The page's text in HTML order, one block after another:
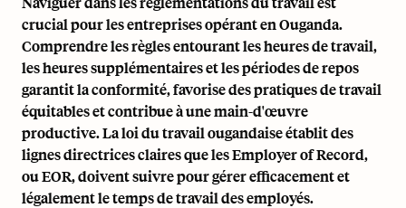
crucial pour les entreprises opérant en Ouganda.
Comprendre les règles entourant les heures de travail,
les heures supplémentaires et les périodes de repos
garantit la conformité, favorise des pratiques de travail
équitables et contribue à une main-d'œuvre
productive. La loi du travail ougandaise établit des
lignes directrices claires que les Employer of Record,
ou EOR, doivent suivre pour gérer efficacement et
légalement le temps de travail des employés.